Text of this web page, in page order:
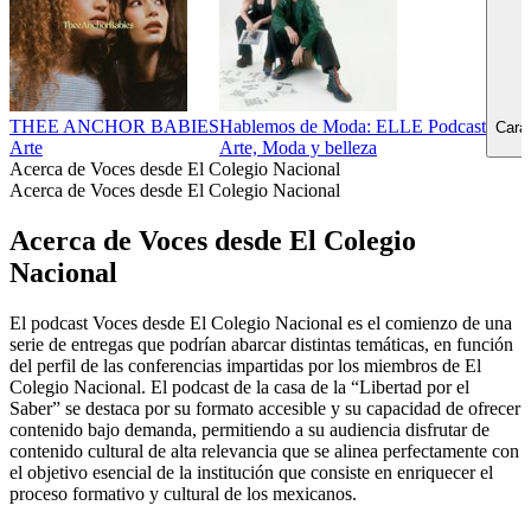
THEE ANCHOR BABIES
Arte
Hablemos de Moda: ELLE Podcast
Arte, Moda y belleza
Acerca de Voces desde El Colegio Nacional
Acerca de Voces desde El Colegio Nacional
Acerca de Voces desde El Colegio
Nacional
El podcast Voces desde El Colegio Nacional es el comienzo de una
serie de entregas que podrían abarcar distintas temáticas, en función
del perfil de las conferencias impartidas por los miembros de El
Colegio Nacional. El podcast de la casa de la “Libertad por el
Saber” se destaca por su formato accesible y su capacidad de ofrecer
contenido bajo demanda, permitiendo a su audiencia disfrutar de
contenido cultural de alta relevancia que se alinea perfectamente con
el objetivo esencial de la institución que consiste en enriquecer el
proceso formativo y cultural de los mexicanos.